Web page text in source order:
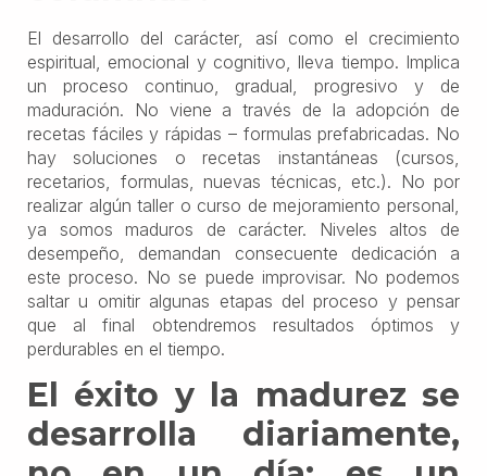
El desarrollo del carácter, así como el crecimiento
espiritual, emocional y cognitivo, lleva tiempo. Implica
un proceso continuo, gradual, progresivo y de
maduración. No viene a través de la adopción de
recetas fáciles y rápidas – formulas prefabricadas. No
hay soluciones o recetas instantáneas (cursos,
recetarios, formulas, nuevas técnicas, etc.). No por
realizar algún taller o curso de mejoramiento personal,
ya somos maduros de carácter. Niveles altos de
desempeño, demandan consecuente dedicación a
este proceso. No se puede improvisar. No podemos
saltar u omitir algunas etapas del proceso y pensar
que al final obtendremos resultados óptimos y
perdurables en el tiempo.
El éxito y la madurez se
desarrolla diariamente,